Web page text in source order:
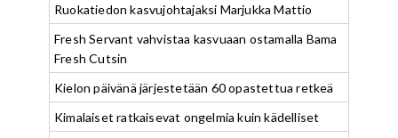
Ruokatiedon kasvujohtajaksi Marjukka Mattio
Fresh Servant vahvistaa kasvuaan ostamalla Bama
Fresh Cutsin
Kielon päivänä järjestetään 60 opastettua retkeä
Kimalaiset ratkaisevat ongelmia kuin kädelliset